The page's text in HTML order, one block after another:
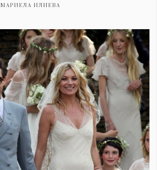
МАРИЕЛА ИЛИЕВА
ЗА НАС
Условия за
ползване
За нас
Реклама
Политика за